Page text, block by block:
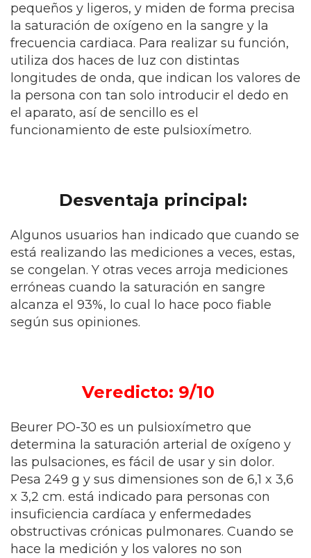
pequeños y ligeros, y miden de forma precisa
la saturación de oxígeno en la sangre y la
frecuencia cardiaca. Para realizar su función,
utiliza dos haces de luz con distintas
longitudes de onda, que indican los valores de
la persona con tan solo introducir el dedo en
el aparato, así de sencillo es el
funcionamiento de este pulsioxímetro.
Desventaja principal:
Algunos usuarios han indicado que cuando se
está realizando las mediciones a veces, estas,
se congelan. Y otras veces arroja mediciones
erróneas cuando la saturación en sangre
alcanza el 93%, lo cual lo hace poco fiable
según sus opiniones.
Veredicto: 9/10
Beurer PO-30 es un pulsioxímetro que
determina la saturación arterial de oxígeno y
las pulsaciones, es fácil de usar y sin dolor.
Pesa 249 g y sus dimensiones son de 6,1 x 3,6
x 3,2 cm. está indicado para personas con
insuficiencia cardíaca y enfermedades
obstructivas crónicas pulmonares. Cuando se
hace la medición y los valores no son